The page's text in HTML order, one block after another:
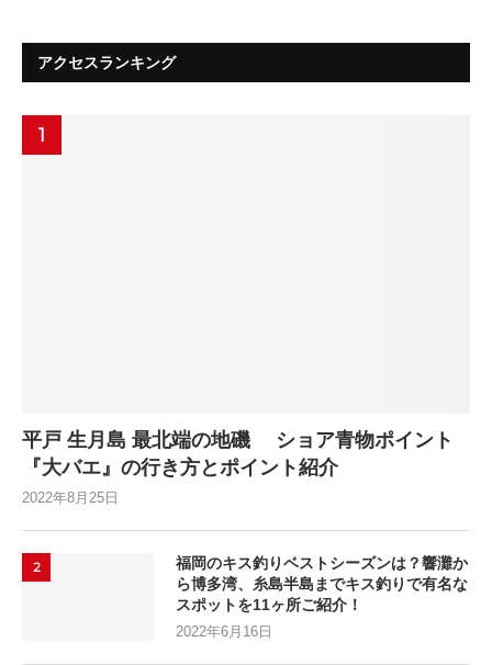
アクセスランキング
1
平戸 生月島 最北端の地磯 ショア青物ポイント
『大バエ』の行き方とポイント紹介
2022年8月25日
2
福岡のキス釣りベストシーズンは？響灘か
ら博多湾、糸島半島までキス釣りで有名な
スポットを11ヶ所ご紹介！
2022年6月16日